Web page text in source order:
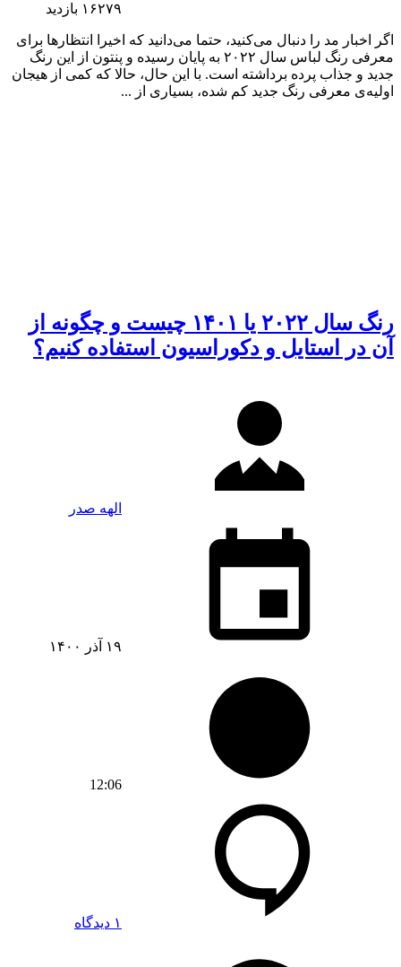
۱۶۲۷۹ بازدید
اگر اخبار مد را دنبال می‌کنید، حتما می‌دانید که اخیرا انتظارها برای
معرفی رنگ لباس سال ۲۰۲۲ به پایان رسیده و پنتون از این رنگ
جدید و جذاب پرده‌ برداشته است. با این حال، حالا که کمی از هیجان
اولیه‌ی معرفی رنگ جدید کم شده، بسیاری از ...
رنگ سال ۲۰۲۲ یا ۱۴۰۱ چیست و چگونه از
آن در استایل و دکوراسیون استفاده کنیم؟
الهه صدر
۱۹ آذر ۱۴۰۰
12:06
۱ دیدگاه